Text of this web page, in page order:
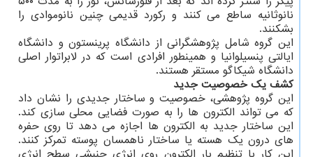
نانوثانیه ساطع می کنند و رکورد قدیمی چنین نانوموادی را
بشکنند.
این گروه شامل پژوهشگرانی از دانشگاه پرینستون و دانشگاه
ایالتی پنسیلوانیا و همینطور افرادی است که در لابراتوار اصلی
دانشگاه شیکاگو مستقر هستند.
کشف یک خصوصیت جدید
این گروه پژوهشی، خصوصیت و ساختار جدیدی را نشان داد
که می تواند الکترون ها را به صورت فضایی محلی سازی کند.
این ساختار جدید به الکترون ها اجازه می دهد تا روی حفره
های درون یک هسته یا ساختار ناهمسان پوسته تمرکز کنند.